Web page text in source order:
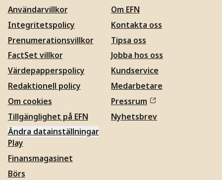
Användarvillkor
Integritetspolicy
Prenumerationsvillkor
FactSet villkor
Värdepapperspolicy
Redaktionell policy
Om cookies
Tillgänglighet på EFN
Ändra datainställningar
Om EFN
Kontakta oss
Tipsa oss
Jobba hos oss
Kundservice
Medarbetare
Pressrum
Nyhetsbrev
Play
Finansmagasinet
Börs